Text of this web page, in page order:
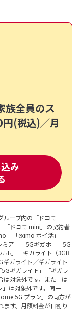
族全員のス
(税込)／月
み
ループ内の「ドコモ
「ドコモ mini」の契約者
」「eximo ポイ活」
ミア」「5Gギガホ」「5G
ホ」「ギガライト（3GB
ガライト／ギガライト
5Gギガライト」「ギガラ
は対象外です。また「は
」は対象外です。同一
5G プラン」の両方が
ます。月額料金が日割り